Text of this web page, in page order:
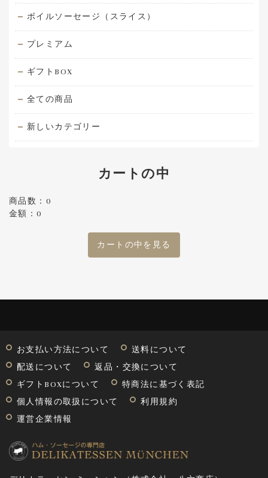
ボイルソーセージ（スライス）
プレミアム
ギフトBOX
全ての商品
新しいカテゴリー
カートの中
商品数：0
金額：0
カートの中を見る
お支払い方法について
送料について
配送について
返品・交換について
ギフトBOXについて
特商法に基づく表記
個人情報の取扱について
利用規約
運営企業情報